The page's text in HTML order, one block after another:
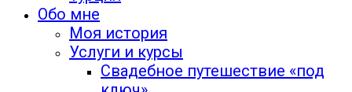
Обо мне
Моя история
Услуги и курсы
Свадебное путешествие «под